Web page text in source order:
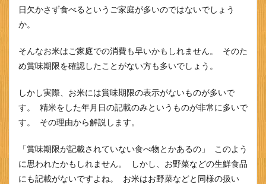
日欠かさず食べるというご家庭が多いのではないでしょう
か。
そんなお米はご家庭での消費も早いかもしれません。 そのた
め賞味期限を確認したことがない方も多いでしょう。
しかし実際、お米には賞味期限の表示がないものが多いで
す。 精米をした年月日の記載のみというものが非常に多いで
す。 その理由から解説します。
「賞味期限が記載されていない食べ物とかあるの」 このよう
に思われたかもしれません。 しかし、お野菜などの生鮮食品
にも記載がないですよね。 お米はお野菜などと同様の扱い